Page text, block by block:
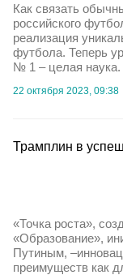
Как связать
российского
реализация
футбола. Теперь
№ 1 – целая наука.
22 октября 2023, 09:38
Трамплин в
«Точка роста»,
«Образование»,
Путиным,
преимуществ как